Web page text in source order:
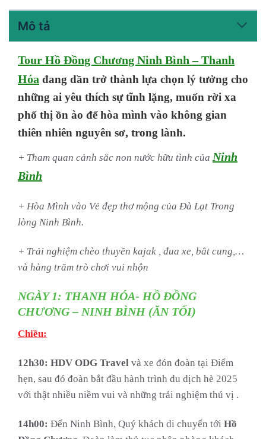
Mô tả
Tour Hồ Đồng Chương Ninh Bình – Thanh
Hóa đang dần trở thành lựa chọn lý tưởng cho
những ai yêu thích sự tĩnh lặng, muốn rời xa
phố thị ồn ào để hòa mình vào không gian
thiên nhiên nguyên sơ, trong lành.
+ Tham quan cảnh sắc non nước hữu tình của Ninh
Bình
+ Hòa Mình vào Vẻ đẹp thơ mộng của Đà Lạt Trong
lòng Ninh Bình.
+ Trải nghiệm chèo thuyền kajak , đua xe, bắt cung,…
và hàng trăm trò chơi vui nhộn
NGÀY 1: THANH HÓA- HỒ ĐỒNG
CHƯƠNG – NINH BÌNH (ĂN TỐI)
Chiều:
12h30: HDV ODG Travel và xe đón đoàn tại Điểm
hẹn, sau đó đoàn bắt đầu hành trình du dịch hè 2025
với thật nhiều niềm vui và những trải nghiệm thú vị .
14h00: Đến Ninh Bình, Quý khách di chuyển tới Hồ